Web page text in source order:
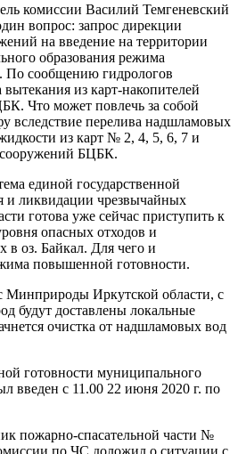
комиссии Василий Темгеневский
вопрос: запрос дирекции
на введение на территории
образования режима
По сообщению гидрологов
вытекания из карт-накопителей
Что может повлечь за собой
вследствие перелива надшламовых
из карт № 2, 4, 5, 6, 7 и
сооружений БЦБК.
единой государственной
и ликвидации чрезвычайных
готова уже сейчас приступить к
опасных отходов и
в оз. Байкал. Для чего и
повышенной готовности.
Минприроды Иркутской области, с
доставлены локальные
очистка от надшламовых вод
готовности муниципального
введен с 11.00 22 июня 2020 г. по
пожарно-спасательной части №
по ЧС доложил о ситуации с